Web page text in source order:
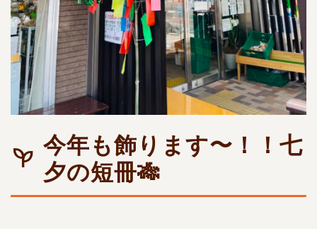
今年も飾ります〜！！七
夕の短冊🎋